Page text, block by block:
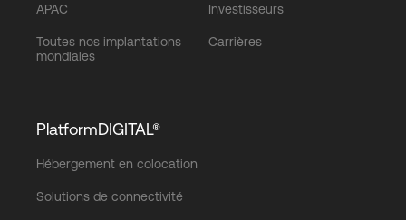
APAC
Toutes nos implantations
mondiales
Investisseurs
Carrières
PlatformDIGITAL®
Hébergement en colocation
Solutions de connectivité